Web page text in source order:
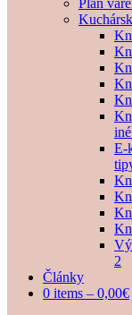
Plán
E-
2
Články
0 items – 0,00€